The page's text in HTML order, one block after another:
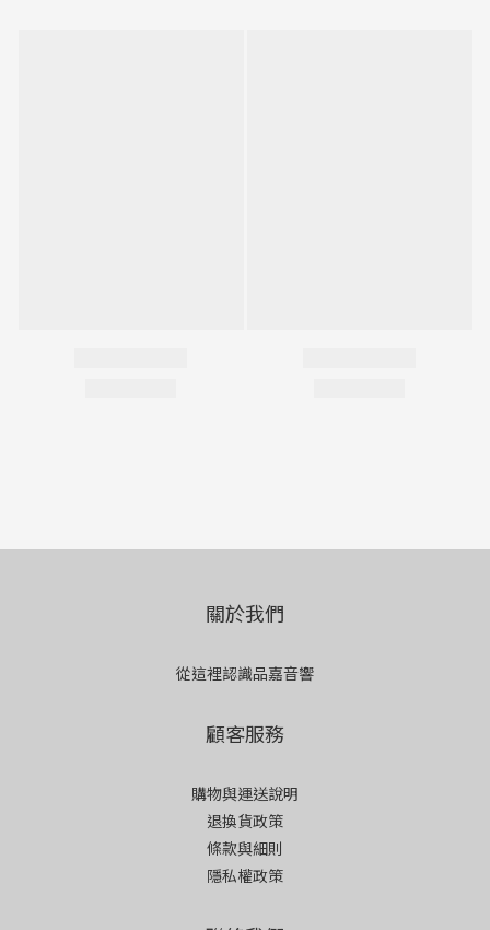
關於我們
從這裡認識品嘉音響
顧客服務
購物與運送說明
退換貨政策
條款與細則
隱私權政策